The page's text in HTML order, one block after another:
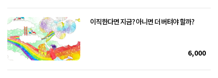
이직한다면 지금? 아니면 더 버텨야 할까?
6,000